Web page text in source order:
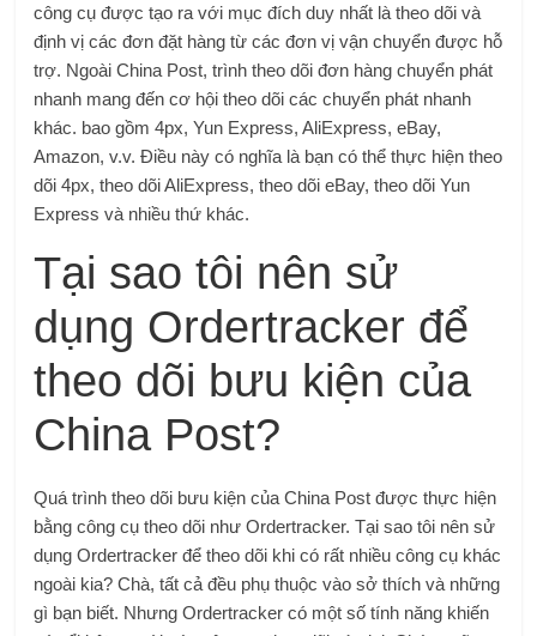
công cụ được tạo ra với mục đích duy nhất là theo dõi và
định vị các đơn đặt hàng từ các đơn vị vận chuyển được hỗ
trợ. Ngoài China Post, trình theo dõi đơn hàng chuyển phát
nhanh mang đến cơ hội theo dõi các chuyển phát nhanh
khác. bao gồm 4px, Yun Express, AliExpress, eBay,
Amazon, v.v. Điều này có nghĩa là bạn có thể thực hiện theo
dõi 4px, theo dõi AliExpress, theo dõi eBay, theo dõi Yun
Express và nhiều thứ khác.
Tại sao tôi nên sử
dụng Ordertracker để
theo dõi bưu kiện của
China Post?
Quá trình theo dõi bưu kiện của China Post được thực hiện
bằng công cụ theo dõi như Ordertracker. Tại sao tôi nên sử
dụng Ordertracker để theo dõi khi có rất nhiều công cụ khác
ngoài kia? Chà, tất cả đều phụ thuộc vào sở thích và những
gì bạn biết. Nhưng Ordertracker có một số tính năng khiến